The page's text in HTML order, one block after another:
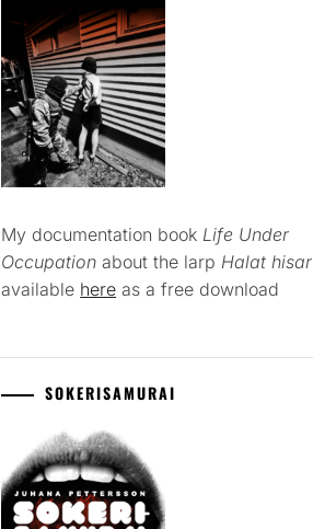
My documentation book Life Under
Occupation about the larp Halat hisar
available here as a free download
SOKERISAMURAI